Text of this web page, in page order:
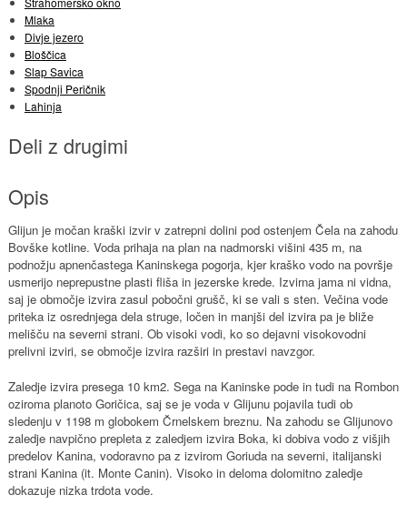
Mlaka
Divje jezero
Bloščica
Slap Savica
Spodnji Peričnik
Lahinja
Deli z drugimi
Opis
Glijun je močan kraški izvir v zatrepni dolini pod ostenjem Čela na zahodu
Bovške kotline. Voda prihaja na plan na nadmorski višini 435 m, na
podnožju apnenčastega Kaninskega pogorja, kjer kraško vodo na površje
usmerijo neprepustne plasti fliša in jezerske krede. Izvirna jama ni vidna,
saj je območje izvira zasul pobočni grušč, ki se vali s sten. Večina vode
priteka iz osrednjega dela struge, ločen in manjši del izvira pa je bliže
melišču na severni strani. Ob visoki vodi, ko so dejavni visokovodni
prelivni izviri, se območje izvira razširi in prestavi navzgor.
Zaledje izvira presega 10 km2. Sega na Kaninske pode in tudi na Rombon
oziroma planoto Goričica, saj se je voda v Glijunu pojavila tudi ob
sledenju v 1198 m globokem Črnelskem breznu. Na zahodu se Glijunovo
zaledje navpično prepleta z zaledjem izvira Boka, ki dobiva vodo z višjih
predelov Kanina, vodoravno pa z izvirom Goriuda na severni, italijanski
strani Kanina (it. Monte Canin). Visoko in deloma dolomitno zaledje
dokazuje nizka trdota vode.